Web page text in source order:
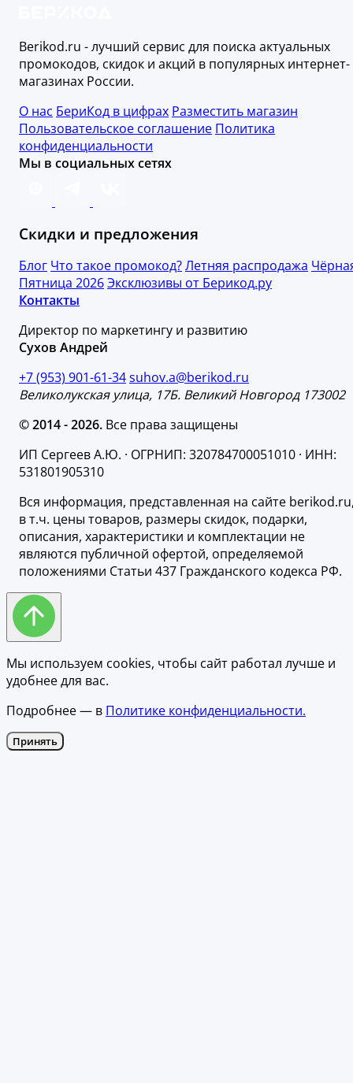
Berikod.ru - лучший сервис для поиска актуальных
промокодов, скидок и акций в популярных интернет-
магазинах России.
О нас БериКод в цифрах Разместить магазин
Пользовательское соглашение Политика
конфиденциальности
Мы в социальных сетях
Скидки и предложения
Блог Что такое промокод?Летняя распродажа
Пятница 2026Эксклюзивы от Берикод.ру
Контакты
Директор по маркетингу и развитию
Сухов Андрей
+7 (953) 901-61-34suhov.a@berikod.ru
Великолукская улица, 17Б. Великий Новгород 173002
© 2014 - 2026. Все права защищены
ИП Сергеев А.Ю. · ОГРНИП: 320784700051010 · ИНН:
531801905310
Вся информация, представленная на сайте
в т.ч. цены товаров, размеры скидок, подарки,
описания, характеристики и комплектации не
являются публичной офертой, определяемой
положениями Статьи 437 Гражданского кодекса РФ.
Мы используем cookies, чтобы сайт работал лучше и
удобнее для вас.
Подробнее — в Политике конфиденциальности.
Принять